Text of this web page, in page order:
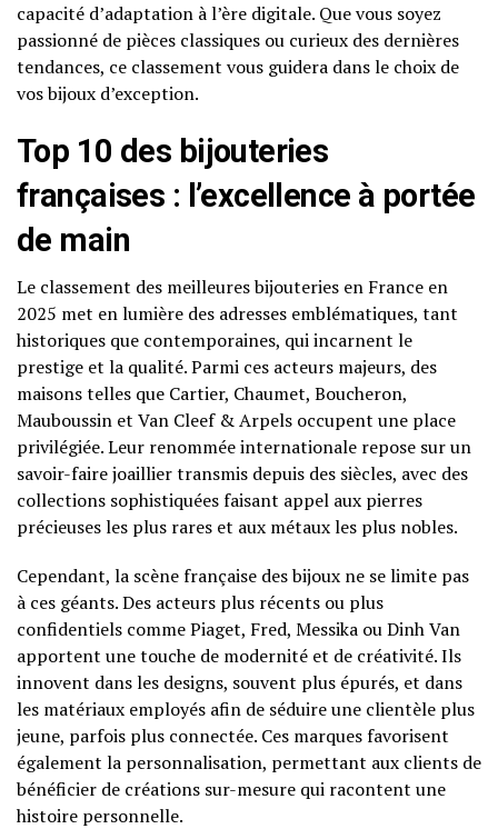
capacité d’adaptation à l’ère digitale. Que vous soyez
passionné de pièces classiques ou curieux des dernières
tendances, ce classement vous guidera dans le choix de
vos bijoux d’exception.
Top 10 des bijouteries
françaises : l’excellence à portée
de main
Le classement des meilleures bijouteries en France en
2025 met en lumière des adresses emblématiques, tant
historiques que contemporaines, qui incarnent le
prestige et la qualité. Parmi ces acteurs majeurs, des
maisons telles que Cartier, Chaumet, Boucheron,
Mauboussin et Van Cleef & Arpels occupent une place
privilégiée. Leur renommée internationale repose sur un
savoir-faire joaillier transmis depuis des siècles, avec des
collections sophistiquées faisant appel aux pierres
précieuses les plus rares et aux métaux les plus nobles.
Cependant, la scène française des bijoux ne se limite pas
à ces géants. Des acteurs plus récents ou plus
confidentiels comme Piaget, Fred, Messika ou Dinh Van
apportent une touche de modernité et de créativité. Ils
innovent dans les designs, souvent plus épurés, et dans
les matériaux employés afin de séduire une clientèle plus
jeune, parfois plus connectée. Ces marques favorisent
également la personnalisation, permettant aux clients de
bénéficier de créations sur-mesure qui racontent une
histoire personnelle.